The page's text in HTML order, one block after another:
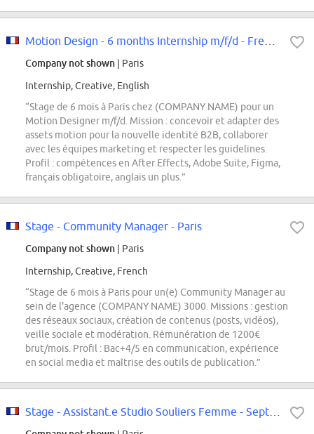
Company not shown | Paris
Internship, Creative, English
“Stage de 6 mois à Paris chez (COMPANY NAME) pour un
Motion Designer m/f/d. Mission : concevoir et adapter des
assets motion pour la nouvelle identité B2B, collaborer
avec les équipes marketing et respecter les guidelines.
Profil : compétences en After Effects, Adobe Suite, Figma,
français obligatoire, anglais un plus.”
Stage - Community Manager - Paris
Company not shown | Paris
Internship, Creative, French
“Stage de 6 mois à Paris pour un(e) Community Manager au
sein de l'agence (COMPANY NAME) 3000. Missions : gestion
des réseaux sociaux, création de contenus (posts, vidéos),
veille sociale et modération. Rémunération de 1200€
brut/mois. Profil : Bac+4/5 en communication, expérience
en social media et maîtrise des outils de publication.”